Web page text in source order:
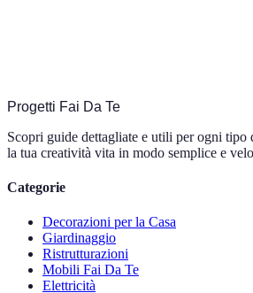
Progetti Fai Da Te
Scopri guide dettagliate e utili per ogni tipo
la tua creatività vita in modo semplice e
Categorie
Decorazioni per la Casa
Giardinaggio
Ristrutturazioni
Mobili Fai Da Te
Elettricità